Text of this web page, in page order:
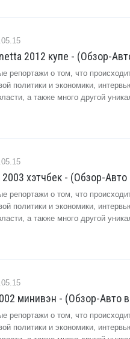
2012 купе - (Обзор-
репортажи о том, что
политики и экономики,
а также много другой
хэтчбек - (Обзор-
репортажи о том, что
политики и экономики,
а также много другой
минивэн - (Обзор-Авто
репортажи о том, что
политики и экономики,